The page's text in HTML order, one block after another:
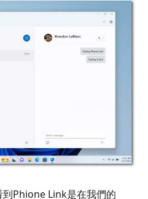
Phione Link是在我們的